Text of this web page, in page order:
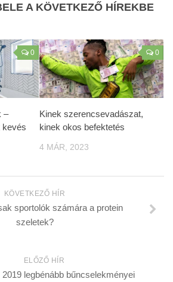
A KÖVETKEZŐ HÍREKBE
0
–
kevés
0
Kinek szerencsevadászat,
kinek okos befektetés
4 MÁR, 2023
KÖVETKEZŐ HÍR
sportolók számára a protein
szeletek?
ELŐZŐ HÍR
legbénább bűncselekményei